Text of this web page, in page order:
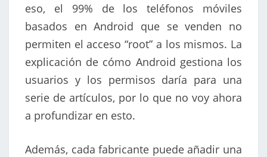
eso, el 99% de los teléfonos móviles
basados en Android que se venden no
permiten el acceso “root” a los mismos. La
explicación de cómo Android gestiona los
usuarios y los permisos daría para una
serie de artículos, por lo que no voy ahora
a profundizar en esto.
Además, cada fabricante puede añadir una